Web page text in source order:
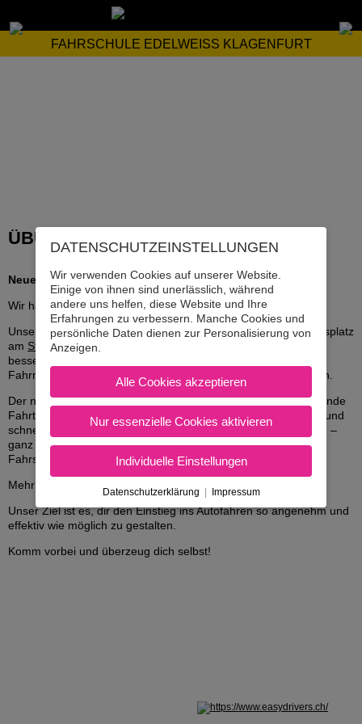
FAHRSCHULE EDELWEISS KLAGENFURT
ÜBUNGSPLATZ
Neuer Übungsplatz für noch besseres Fahrtraining
Wir haben großartige Neuigkeiten!
Unsere Fahrschule verfügt ab sofort über einen neuen Übungsplatz
am Stadlweg 51, 9020 Klagenfurt
bessere Bedingungen ermöglichen können, um die ersten
Fahrmanöver in sicherer und entspannter Umgebung zufahren.
Der neue Übungsplatz ist speziell darauf ausgelegt, grundlegende
Fahrtechniken wie Anfahren, Bremsen, Einparken mit Hänger und
schnelle Übungen mit dem Motorrad Schritt für Schritt zu üben –
ganz ohne Stress. So kannst du dich optimal auf deine ersten
Fahrstunden im Straßenverkehr vorbereiten.
Mehr Platz, mehr Sicherheit und mehr Zeit zum Üben
Unser Ziel ist es, dir den Einstieg ins Autofahren so angenehm und
effektiv wie möglich zu gestalten.
Komm vorbei und überzeug dich selbst!
DATENSCHUTZ­EINSTELLUNGEN
Wir verwenden Cookies auf unserer Website.
Einige von ihnen sind unerlässlich, während
andere uns helfen, diese Website und Ihre
Erfahrungen zu verbessern. Manche Cookies und
persönliche Daten dienen zur Personalisierung von
Anzeigen.
Alle Cookies akzeptieren
Nur essenzielle Cookies aktivieren
Individuelle Einstellungen
Datenschutzerklärung Impressum